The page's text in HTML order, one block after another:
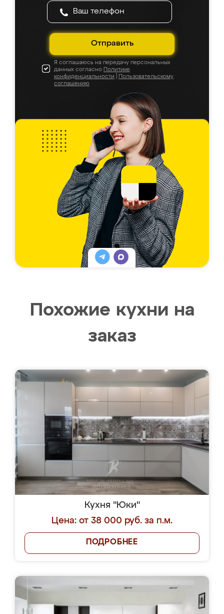
Отправить
Я соглашаюсь на передачу персональных
данных согласно Политике
конфиденциальности
Пользовательскому
соглашению
Похожие кухни на
заказ
Кухня "Юки"
Цена: от 38 000 руб. за п.м.
ПОДРОБНЕЕ